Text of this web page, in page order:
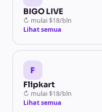
BIGO LIVE
↻ mulai $18/bln
Lihat semua
F
Flipkart
↻ mulai $18/bln
Lihat semua